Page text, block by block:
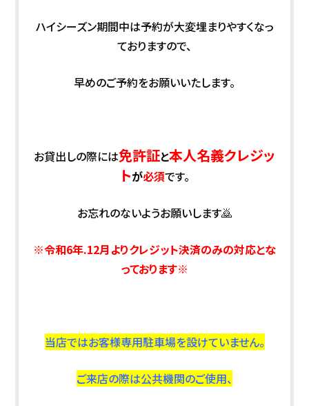
ハイシーズン期間中は予約が大変埋まりやすくなっ
ておりますので、
早めのご予約をお願いいたします。
お貸出しの際には免許証と本人名義クレジッ
トが必須です。
お忘れのないようお願いします🙇
※令和6年.12月よりクレジット決済のみの対応とな
っております※
当店ではお客様専用駐車場を設けていません。
ご来店の際は公共機関のご使用、